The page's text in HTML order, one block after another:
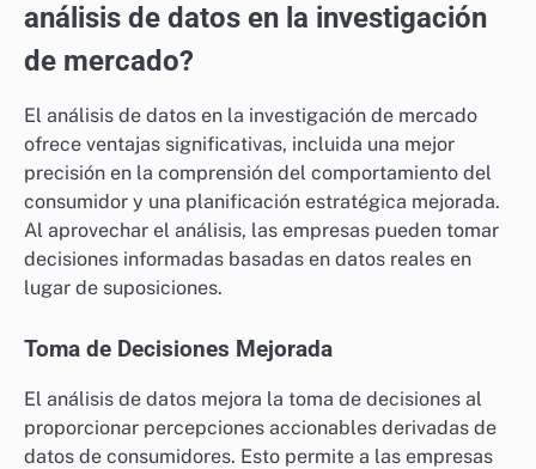
análisis de datos en la investigación
de mercado?
El análisis de datos en la investigación de mercado
ofrece ventajas significativas, incluida una mejor
precisión en la comprensión del comportamiento del
consumidor y una planificación estratégica mejorada.
Al aprovechar el análisis, las empresas pueden tomar
decisiones informadas basadas en datos reales en
lugar de suposiciones.
Toma de Decisiones Mejorada
El análisis de datos mejora la toma de decisiones al
proporcionar percepciones accionables derivadas de
datos de consumidores. Esto permite a las empresas